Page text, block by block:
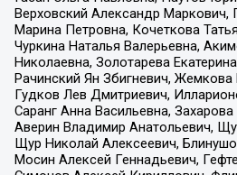
Верховский Александр Маркович,
Марина Петровна, Кочеткова
Чуркина Наталья Валерьевна,
Николаевна, Золотарева
Рачинский Ян Збигневич, Жемкова
Гудков Лев Дмитриевич,
Саранг Анна Васильевна, Захарова
Аверин Владимир Анатольевич,
Щур Николай Алексеевич,
Мосин Алексей Геннадьевич,